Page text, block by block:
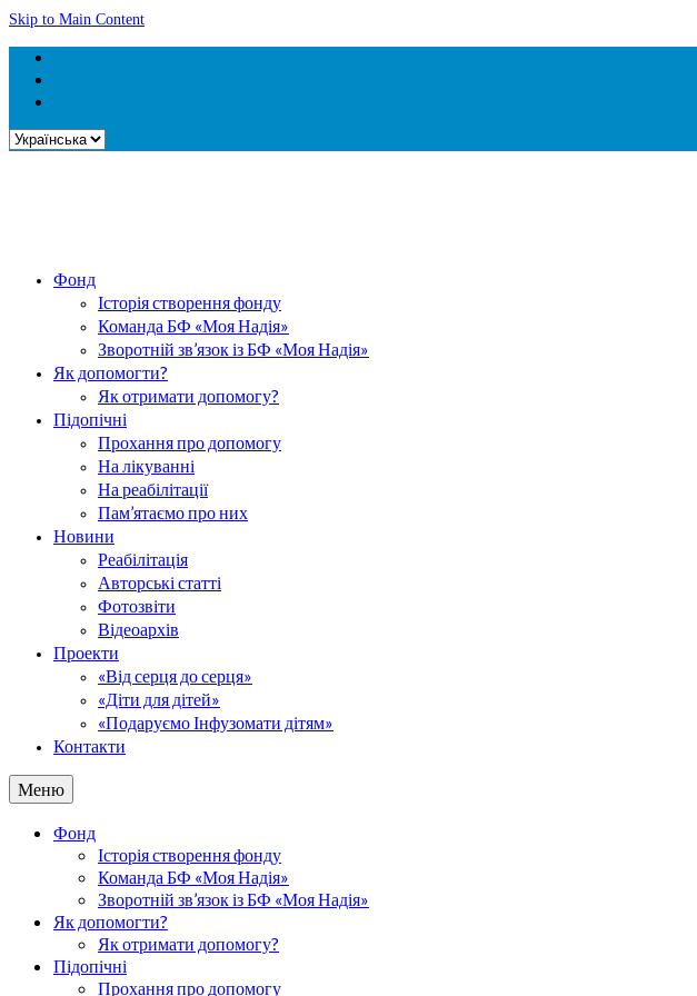
Skip to Main Content
Вибрати
Фонд
Історія створення фонду
Команда БФ «Моя Надія»
Зворотній зв’язок із БФ «Моя Надія»
Як допомогти?
Як отримати допомогу?
Підопічні
Прохання про допомогу
На лікуванні
На реабілітації
Пам’ятаємо про них
Новини
Реабілітація
Авторські статті
Фотозвіти
Відеоархів
Проекти
«Від серця до серця»
«Діти для дітей»
«Подаруємо Інфузомати дітям»
Контакти
Меню
Фонд
Історія створення фонду
Команда БФ «Моя Надія»
Зворотній зв’язок із БФ «Моя Надія»
Як допомогти?
Як отримати допомогу?
Підопічні
Прохання про допомогу